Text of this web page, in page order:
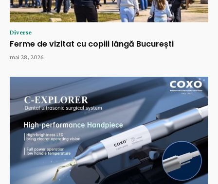
Diverse
Ferme de vizitat cu copiii lângă București
mai 28, 2026